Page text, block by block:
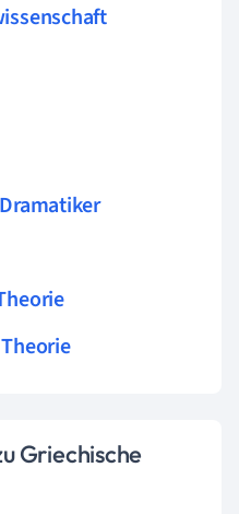
Griechische